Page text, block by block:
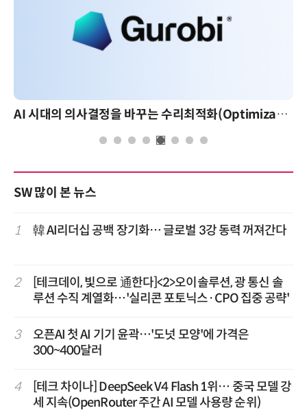
AI 시대의 의사결정을 바꾸는 수리최적화(Optimization): 실제 산업 적용 사례와 활용 전략
SW 많이 본 뉴스
1 韓 AI리더십 공백 장기화… 글로벌 3강 동력 꺼져간다
2
[테크데이, 빛으로 通한다]<2>오이솔루션, 광 통신 솔
루션 수직 계열화…'실리콘 포토닉스·CPO 집중 공략'
3
오픈AI 첫 AI 기기 윤곽…'도넛 모양'에 가격은
300~400달러
4
[테크 차이나] DeepSeek V4 Flash 1위… 중국 모델 강
세 지속(OpenRouter 주간 AI 모델 사용량 순위)